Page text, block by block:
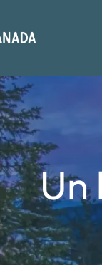
Un